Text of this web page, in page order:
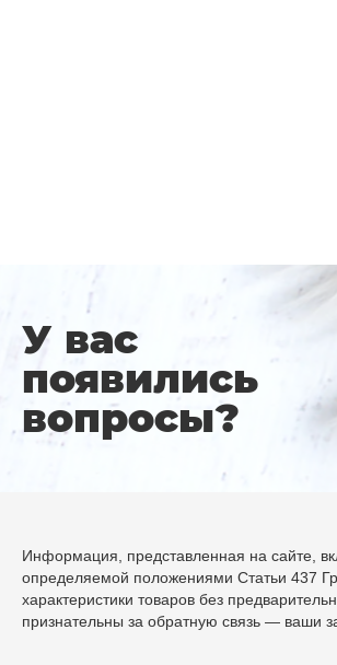
У вас
появились
вопросы?
Информация, представленная на сайте,
определяемой положениями Статьи 437
характеристики товаров без
признательны за обратную связь — ваши